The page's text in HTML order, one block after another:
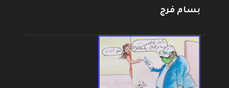
بسام فرج